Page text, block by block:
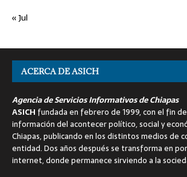
« Jul
ACERCA DE ASICH
Agencia de Servicios Informativos de Chiapas
ASICH fundada en febrero de 1999, con el fin
información del acontecer político, social y
Chiapas, publicando en los distintos medios de
entidad. Dos años después se transforma en
internet, donde permanece sirviendo a la